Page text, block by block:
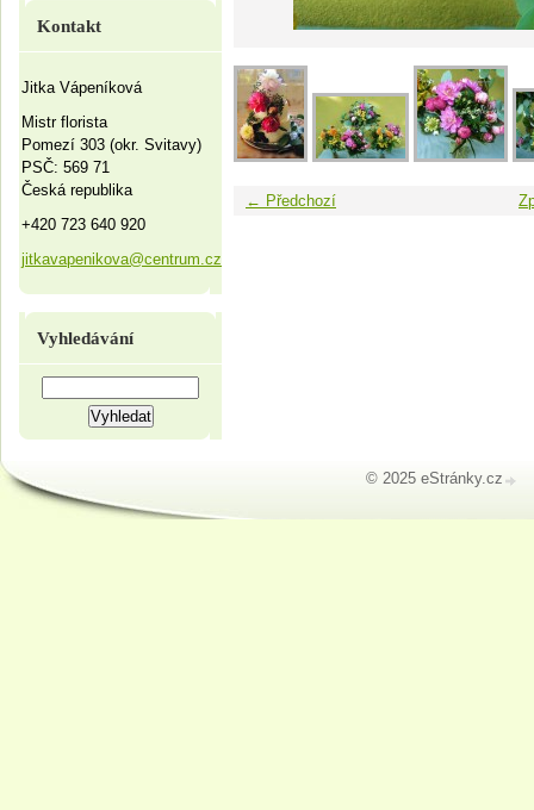
← Předchozí
Kontakt
Jitka Vápeníková
Mistr florista
Pomezí 303 (okr. Svitavy)
PSČ: 569 71
Česká republika
+420 723 640 920
jitkavapenikova@centrum.cz
Vyhledávání
© 2025 eStránky.cz